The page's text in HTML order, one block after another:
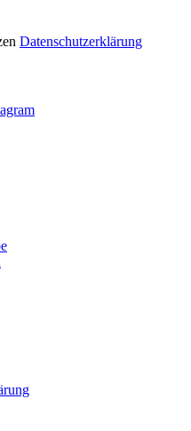
Datenschutzerklärung